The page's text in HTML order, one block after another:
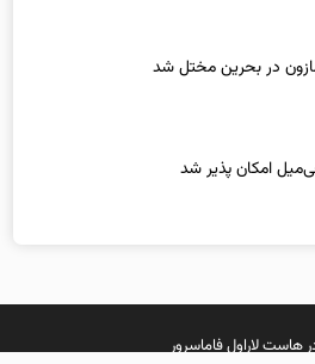
در بحرین مختل شد
امکان پذیر شد
هاست لاراولفاماسرور